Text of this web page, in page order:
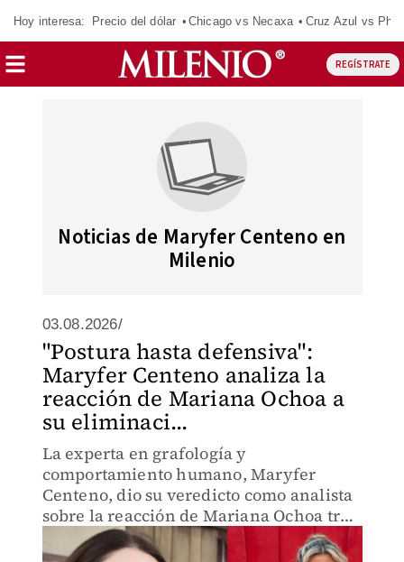
Hoy interesa: Precio del dólar Chicago vs Necaxa Cruz Azul vs
REGÍSTRATE
Noticias de Maryfer Centeno en
Milenio
03.08.2026/
"Postura hasta defensiva":
Maryfer Centeno analiza la
reacción de Mariana Ochoa a
su eliminaci...
La experta en grafología y
comportamiento humano, Maryfer
Centeno, dio su veredicto como analista
sobre la reacción de Mariana Ochoa tras
ser eliminada del reality.